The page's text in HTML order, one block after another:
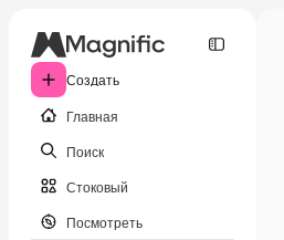
Создать
Главная
Поиск
Стоковый
Посмотреть